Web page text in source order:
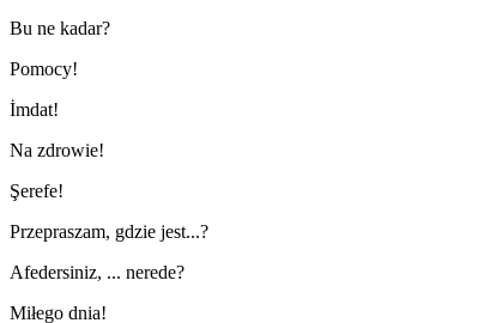
Bu ne kadar?
Pomocy!
İmdat!
Na zdrowie!
Şerefe!
Przepraszam, gdzie jest...?
Afedersiniz, ... nerede?
Miłego dnia!